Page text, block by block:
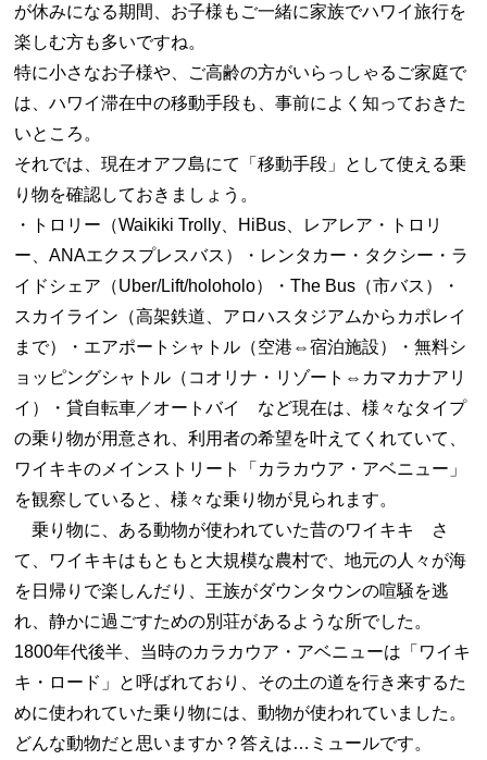
が休みになる期間、お子様もご一緒に家族でハワイ旅行を
楽しむ方も多いですね。
特に小さなお子様や、ご高齢の方がいらっしゃるご家庭で
は、ハワイ滞在中の移動手段も、事前によく知っておきた
いところ。
それでは、現在オアフ島にて「移動手段」として使える乗
り物を確認しておきましょう。
・トロリー（Waikiki Trolly、HiBus、レアレア・トロリ
ー、ANAエクスプレスバス）・レンタカー・タクシー・ラ
イドシェア（Uber/Lift/holoholo）・The Bus（市バス）・
スカイライン（高架鉄道、アロハスタジアムからカポレイ
まで）・エアポートシャトル（空港⇔宿泊施設）・無料シ
ョッピングシャトル（コオリナ・リゾート⇔カマカナアリ
イ）・貸自転車／オートバイ など現在は、様々なタイプ
の乗り物が用意され、利用者の希望を叶えてくれていて、
ワイキキのメインストリート「カラカウア・アベニュー」
を観察していると、様々な乗り物が見られます。
乗り物に、ある動物が使われていた昔のワイキキ さ
て、ワイキキはもともと大規模な農村で、地元の人々が海
を日帰りで楽しんだり、王族がダウンタウンの喧騒を逃
れ、静かに過ごすための別荘があるような所でした。
1800年代後半、当時のカラカウア・アベニューは「ワイキ
キ・ロード」と呼ばれており、その土の道を行き来するた
めに使われていた乗り物には、動物が使われていました。
どんな動物だと思いますか？答えは…ミュールです。